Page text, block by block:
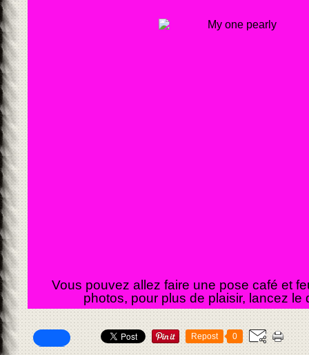
Vous pouvez allez faire une pose café et
photos, pour plus de plaisir, lancez le
Repost 0